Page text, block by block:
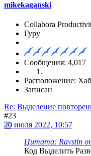
mikekaganski
Collabora
Гуру
Сообщения: 4,017
Расположение:
Записан
Re: Выделение
#23
20 июля 2022, 10:57
Цитата: Ravstin
Код Выделить